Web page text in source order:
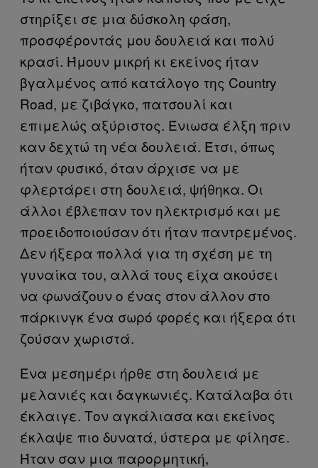
στηρίξει σε μια δύσκολη φάση,
προσφέροντάς μου δουλειά και πολύ
κρασί. Ήμουν μικρή κι εκείνος ήταν
βγαλμένος από κατάλογο της Country
Road, με ζιβάγκο, πατσουλί και
επιμελώς αξύριστος. Ένιωσα έλξη πριν
καν δεχτώ τη νέα δουλειά. Έτσι, όπως
ήταν φυσικό, όταν άρχισε να με
φλερτάρει στη δουλειά, ψήθηκα. Οι
άλλοι έβλεπαν τον ηλεκτρισμό και με
προειδοποιούσαν ότι ήταν παντρεμένος.
Δεν ήξερα πολλά για τη σχέση με τη
γυναίκα του, αλλά τους είχα ακούσει
να φωνάζουν ο ένας στον άλλον στο
πάρκινγκ ένα σωρό φορές και ήξερα ότι
ζούσαν χωριστά.
Ένα μεσημέρι ήρθε στη δουλειά με
μελανιές και δαγκωνιές. Κατάλαβα ότι
έκλαιγε. Τον αγκάλιασα και εκείνος
έκλαψε πιο δυνατά, ύστερα με φίλησε.
Ήταν σαν μια παρορμητική,